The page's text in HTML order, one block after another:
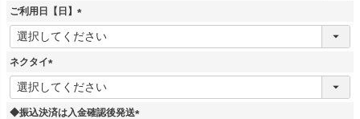
須
ご利用日【日】
(
必
ネクタイ
(
必
須
◆振込決済は入金確認後発送